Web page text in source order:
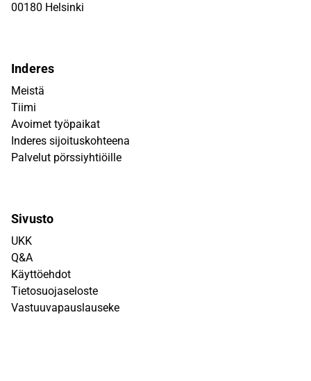
00180 Helsinki
Inderes
Meistä
Tiimi
Avoimet työpaikat
Inderes sijoituskohteena
Palvelut pörssiyhtiöille
Sivusto
UKK
Q&A
Käyttöehdot
Tietosuojaseloste
Vastuuvapauslauseke